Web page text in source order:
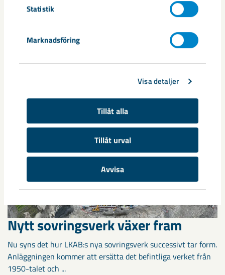
Statistik
Marknadsföring
Visa detaljer
Tillåt alla
Tillåt urval
Avvisa
LKAB fortsätter arbetet för att
minska damningen i Kiruna
Det omfattande arbetet med dammbekämpande och
förebyggande åtgärder som LKAB initierade förra året
fortsätter. Genom nya arbetssätt och löpande uppföljning ...
Nytt sovringsverk växer fram
Nu syns det hur LKAB:s nya sovringsverk successivt tar form.
Anläggningen kommer att ersätta det befintliga verket från
1950-talet och ...